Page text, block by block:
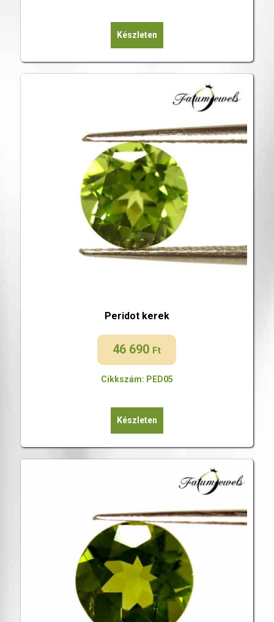
Készleten
Peridot kerek
46 690 Ft
Cikkszám: PED05
Készleten